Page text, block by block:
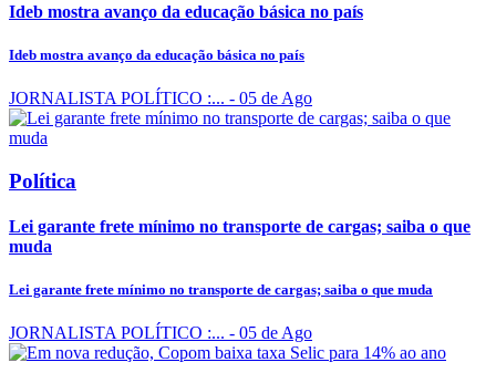
Ideb mostra avanço da educação básica no país
Ideb mostra avanço da educação básica no país
JORNALISTA POLÍTICO :... - 05 de Ago
Política
Lei garante frete mínimo no transporte de cargas; saiba o que
muda
Lei garante frete mínimo no transporte de cargas; saiba o que muda
JORNALISTA POLÍTICO :... - 05 de Ago